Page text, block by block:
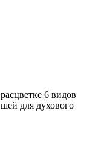
6 видов
для духового